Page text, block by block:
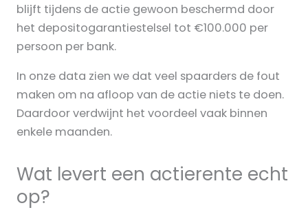
blijft tijdens de actie gewoon beschermd door
het depositogarantiestelsel tot €100.000 per
persoon per bank.
In onze data zien we dat veel spaarders de fout
maken om na afloop van de actie niets te doen.
Daardoor verdwijnt het voordeel vaak binnen
enkele maanden.
Wat levert een actierente echt
op?